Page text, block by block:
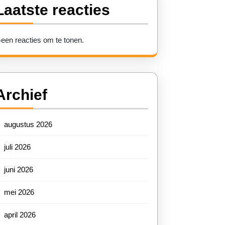
reacties
reacties om te tonen.
augustus 2026
juli 2026
juni 2026
mei 2026
april 2026